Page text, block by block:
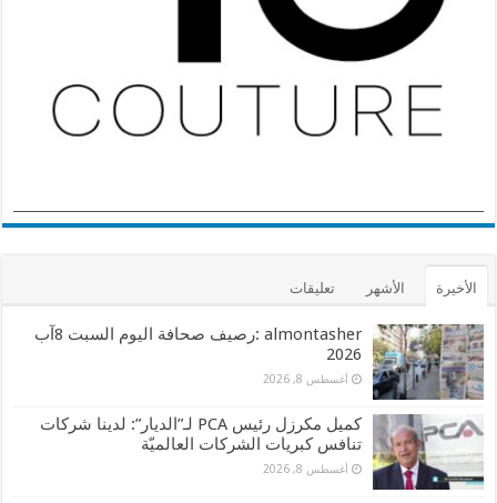
الأخيرة الأشهر تعليقات
almontasher :رصيف صحافة اليوم السبت 8آب
2026
أغسطس 8, 2026
كميل مكرزل رئيس PCA لـ”الديار”: لدينا شركات
تنافس كبريات الشركات العالميّة
أغسطس 8, 2026